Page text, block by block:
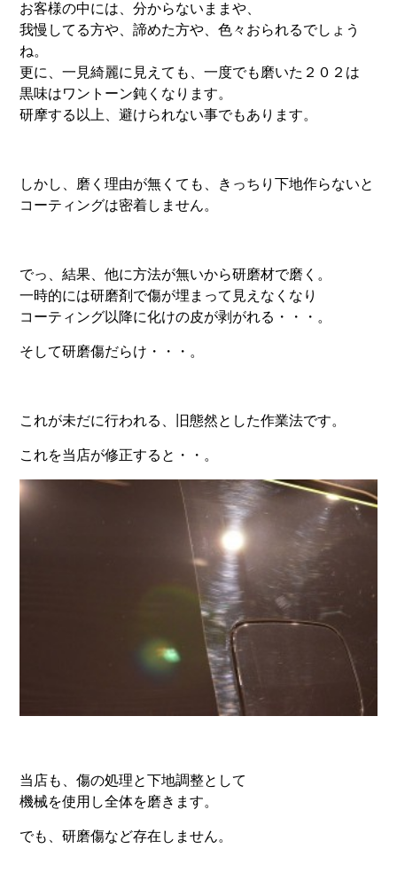
お客様の中には、分からないままや、
我慢してる方や、諦めた方や、色々おられるでしょう
ね。
更に、一見綺麗に見えても、一度でも磨いた２０２は
黒味はワントーン鈍くなります。
研摩する以上、避けられない事でもあります。
しかし、磨く理由が無くても、きっちり下地作らないと
コーティングは密着しません。
でっ、結果、他に方法が無いから研磨材で磨く。
一時的には研磨剤で傷が埋まって見えなくなり
コーティング以降に化けの皮が剥がれる・・・。
そして研磨傷だらけ・・・。
これが未だに行われる、旧態然とした作業法です。
これを当店が修正すると・・。
当店も、傷の処理と下地調整として
機械を使用し全体を磨きます。
でも、研磨傷など存在しません。